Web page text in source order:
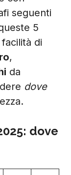
seguenti
5
facilità di
,
da
dove
dove